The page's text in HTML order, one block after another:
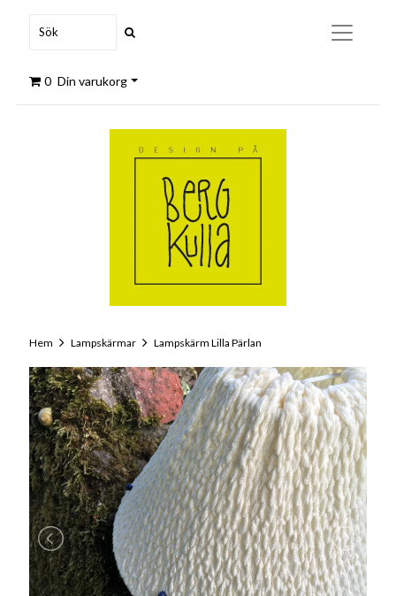
0 Din varukorg
Hem Lampskärmar Lampskärm Lilla Pärlan